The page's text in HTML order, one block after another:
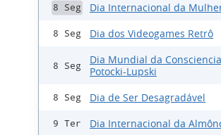
8 Seg Dia Internacional da
8 Seg Dia dos Videogames Retrô
8 Seg
Dia Mundial da
Potocki-Lupski
8 Seg Dia de Ser Desagradável
9 Ter Dia Internacional da